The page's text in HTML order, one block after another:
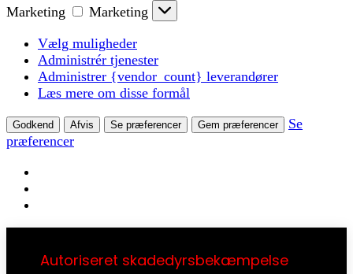
Marketing
Marketing
Vælg muligheder
Administrér tjenester
Administrer {vendor_count} leverandører
Læs mere om disse formål
Godkend Afvis Se præferencer Gem præferencer
Se
præferencer
Autoriseret skadedyrsbekæmpelse